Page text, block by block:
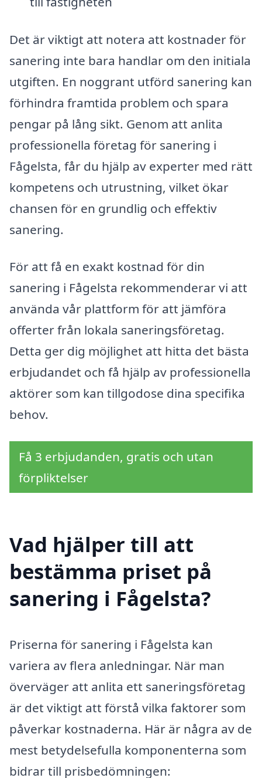
Det är viktigt att notera att kostnader för
sanering inte bara handlar om den initiala
utgiften. En noggrant utförd sanering kan
förhindra framtida problem och spara
pengar på lång sikt. Genom att anlita
professionella företag för sanering i
Fågelsta, får du hjälp av experter med rätt
kompetens och utrustning, vilket ökar
chansen för en grundlig och effektiv
sanering.
För att få en exakt kostnad för din
sanering i Fågelsta rekommenderar vi att
använda vår plattform för att jämföra
offerter från lokala saneringsföretag.
Detta ger dig möjlighet att hitta det bästa
erbjudandet och få hjälp av professionella
aktörer som kan tillgodose dina specifika
behov.
Få 3 erbjudanden, gratis och utan
förpliktelser
Vad hjälper till att
bestämma priset på
sanering i Fågelsta?
Priserna för sanering i Fågelsta kan
variera av flera anledningar. När man
överväger att anlita ett saneringsföretag
är det viktigt att förstå vilka faktorer som
påverkar kostnaderna. Här är några av de
mest betydelsefulla komponenterna som
bidrar till prisbedömningen: